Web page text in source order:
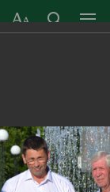
квартал, д.55
администрации